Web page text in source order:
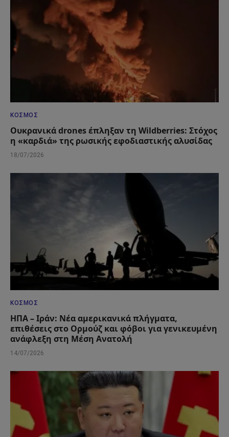
ΚΌΣΜΟΣ
Ουκρανικά drones έπληξαν τη Wildberries: Στόχος
η «καρδιά» της ρωσικής εφοδιαστικής αλυσίδας
18/07/2026
ΚΌΣΜΟΣ
ΗΠΑ – Ιράν: Νέα αμερικανικά πλήγματα,
επιθέσεις στο Ορμούζ και φόβοι για γενικευμένη
ανάφλεξη στη Μέση Ανατολή
14/07/2026